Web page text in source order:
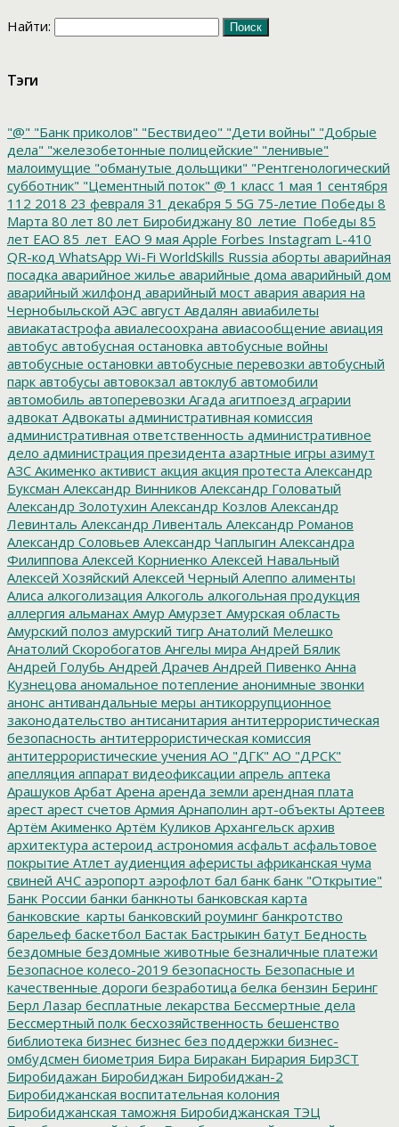
Найти:
Тэги
"@" "Банк приколов" "Бествидео" "Дети войны" "Добрые
дела" "железобетонные полицейские" "ленивые"
малоимущие "обманутые дольщики" "Рентгенологический
субботник" "Цементный поток" @ 1 класс 1 мая 1 сентября
112 2018 23 февраля 31 декабря 5 5G 75-летие Победы 8
Марта 80 лет 80 лет Биробиджану 80_летие_Победы 85
лет ЕАО 85_лет_ЕАО 9 мая Apple Forbes Instagram L-410
QR-код WhatsApp Wi-Fi WorldSkills Russia аборты аварийная
посадка аварийное жилье аварийные дома аварийный дом
аварийный жилфонд аварийный мост авария авария на
Чернобыльской АЭС август Авдалян авиабилеты
авиакатастрофа авиалесоохрана авиасообщение авиация
автобус автобусная остановка автобусные войны
автобусные остановки автобусные перевозки автобусный
парк автобусы автовокзал автоклуб автомобили
автомобиль автоперевозки Агада агитпоезд аграрии
адвокат Адвокаты административная комиссия
административная ответственность административное
дело администрация президента азартные игры азимут
АЗС Акименко активист акция акция протеста Александр
Буксман Александр Винников Александр Головатый
Александр Золотухин Александр Козлов Александр
Левинталь Александр Ливенталь Александр Романов
Александр Соловьев Александр Чаплыгин Александра
Филиппова Алексей Корниенко Алексей Навальный
Алексей Хозяйский Алексей Черный Алеппо алименты
Алиса алкоголизация Алкоголь алкогольная продукция
аллергия альманах Амур Амурзет Амурская область
Амурский полоз амурский тигр Анатолий Мелешко
Анатолий Скоробогатов Ангелы мира Андрей Бялик
Андрей Голубь Андрей Драчев Андрей Пивенко Анна
Кузнецова аномальное потепление анонимные звонки
анонс антивандальные меры антикоррупционное
законодательство антисанитария антитеррористическая
безопасность антитеррористическая комиссия
антитеррористические учения АО "ДГК" АО "ДРСК"
апелляция аппарат видеофиксации апрель аптека
Арашуков Арбат Арена аренда земли арендная плата
арест арест счетов Армия Арнаполин арт-объекты Артеев
Артём Акименко Артём Куликов Архангельск архив
архитектура астероид астрономия асфальт асфальтовое
покрытие Атлет аудиенция аферисты африканская чума
свиней АЧС аэропорт аэрофлот бал банк банк "Открытие"
Банк России банки банкноты банковская карта
банковские_карты банковский роуминг банкротство
барельеф баскетбол Бастак Бастрыкин батут Бедность
бездомные бездомные животные безналичные платежи
Безопасное колесо-2019 безопасность Безопасные и
качественные дороги безработица белка бензин Беринг
Берл Лазар бесплатные лекарства Бессмертные дела
Бессмертный полк бесхозяйственность бешенство
библиотека бизнес бизнес без поддержки бизнес-
омбудсмен биометрия Бира Биракан Бирария БирЗСТ
Биробидажан Биробиджан Биробиджан-2
Биробиджанская воспитательная колония
Биробиджанская таможня Биробиджанская ТЭЦ